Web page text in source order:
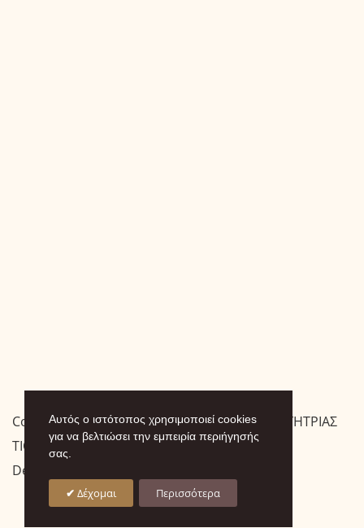
Copyright © 2026 ΙΕΡΑ ΜΟΝΗ ΠΑΝΑΓΙΑΣ ΟΔΗΓΗΤΡΙΑΣ
ΤΙΘΟΡΕΑΣ
Designed by
Αυτός ο ιστότοπος χρησιμοποιεί cookies
για να βελτιώσει την εμπειρία περιήγησής
σας.
Δέχομαι Περισσότερα